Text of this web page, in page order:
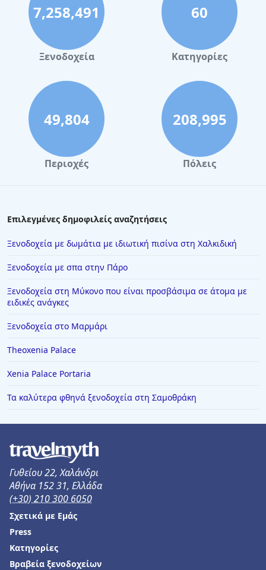
7,258,491
Ξενοδοχεία
60
Κατηγορίες
49,804
Περιοχές
208,995
Πόλεις
Επιλεγμένες δημοφιλείς αναζητήσεις
Ξενοδοχεία με δωμάτια με ιδιωτική πισίνα στη Χαλκιδική
Ξενοδοχεία με σπα στην Πάρο
Ξενοδοχεία στη Μύκονο που είναι προσβάσιμα σε άτομα με
ειδικές ανάγκες
Ξενοδοχεία στο Μαρμάρι
Theoxenia Palace
Xenia Palace Portaria
Τα καλύτερα φθηνά ξενοδοχεία στη Σαμοθράκη
Γυθείου 22, Χαλάνδρι
Αθήνα 152 31, Ελλάδα
(+30) 210 300 6050
Σχετικά με Εμάς
Press
Κατηγορίες
Βραβεία ξενοδοχείων